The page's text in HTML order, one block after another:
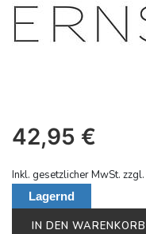
42,95 €
Inkl. gesetzlicher MwSt. zzgl.
Lagernd
IN DEN WARENKORB